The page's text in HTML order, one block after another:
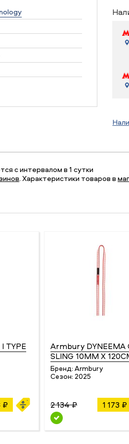
с интервалом в 1 сутки
. Характеристики товаров в
TYPE
₽
Armbury DYNEEMA
SLING 10MM X
Бренд: Armbury
Сезон: 2025
2 134 ₽ 1 173 ₽